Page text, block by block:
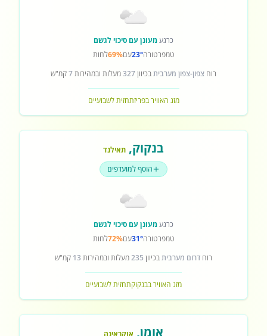
כרגעמעונן עם סיכוי לגשם
טמפרטורה23°עם69%לחות
רוח צפון-צפון מערביתבכיוון327מעלות ובמהירות7קמ"ש
מזג האוויר בפריזתחזית לשבועיים
בנקוק, תאילנד
הוסף למועדפים
כרגעמעונן עם סיכוי לגשם
טמפרטורה31°עם72%לחות
רוח דרום מערביתבכיוון 235מעלות ובמהירות 13 קמ"ש
מזג האוויר בבנקוקתחזית לשבועיים
אומן, אוקראינה